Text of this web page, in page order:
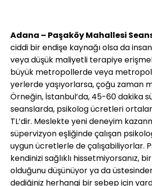
Adana – Paşaköy Mahallesi
ciddi bir endişe kaynağı olsa da
veya düşük maliyetli terapiye
büyük metropollerde veya
yerlerde yaşıyorlarsa, çoğu zaman
Örneğin, İstanbul’da, 45-60 dakika
seanslarda, psikolog ücretleri
TL’dir. Meslekte yeni deneyim
süpervizyon eşliğinde çalışan
uygun ücretlerle de çalışabiliyorlar.
kendinizi sağlıklı hissetmiyorsanız,
olduğunu düşünüyor ya da
dediğiniz herhangi bir sebep için